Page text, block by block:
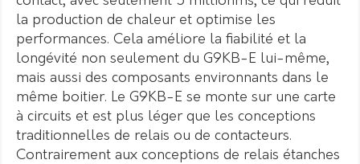
la production de chaleur et optimise les
performances. Cela améliore la fiabilité et la
longévité non seulement du G9KB-E lui-même,
mais aussi des composants environnants dans le
même boitier. Le G9KB-E se monte sur une carte
à circuits et est plus léger que les conceptions
traditionnelles de relais ou de contacteurs.
Contrairement aux conceptions de relais étanches